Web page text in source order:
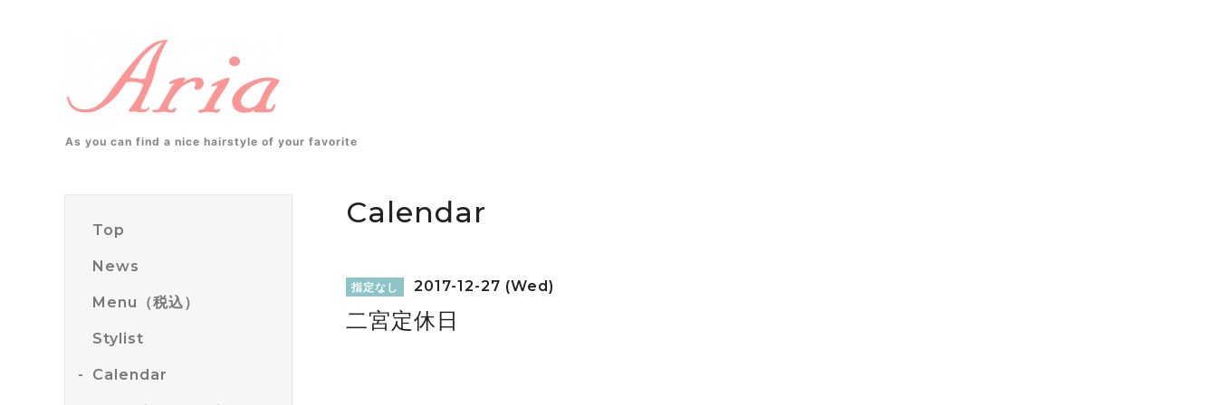
As you can find a nice hairstyle of your favorite
Top
News
Menu（税込）
Stylist
Calendar
Calendar
指定なし 2017-12-27 (Wed)
二宮定休日